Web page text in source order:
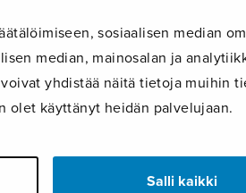
sosiaalisen median
median, mainosalan ja
yhdistää näitä tietoja muihin
olet käyttänyt heidän palvelujaan.
Salli kaikki